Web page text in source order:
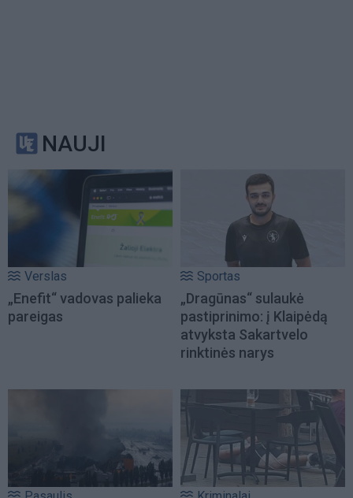
NAUJI
Verslas
„Enefit“ vadovas palieka
pareigas
Sportas
„Dragūnas“ sulaukė
pastiprinimo: į Klaipėdą
atvyksta Sakartvelo
rinktinės narys